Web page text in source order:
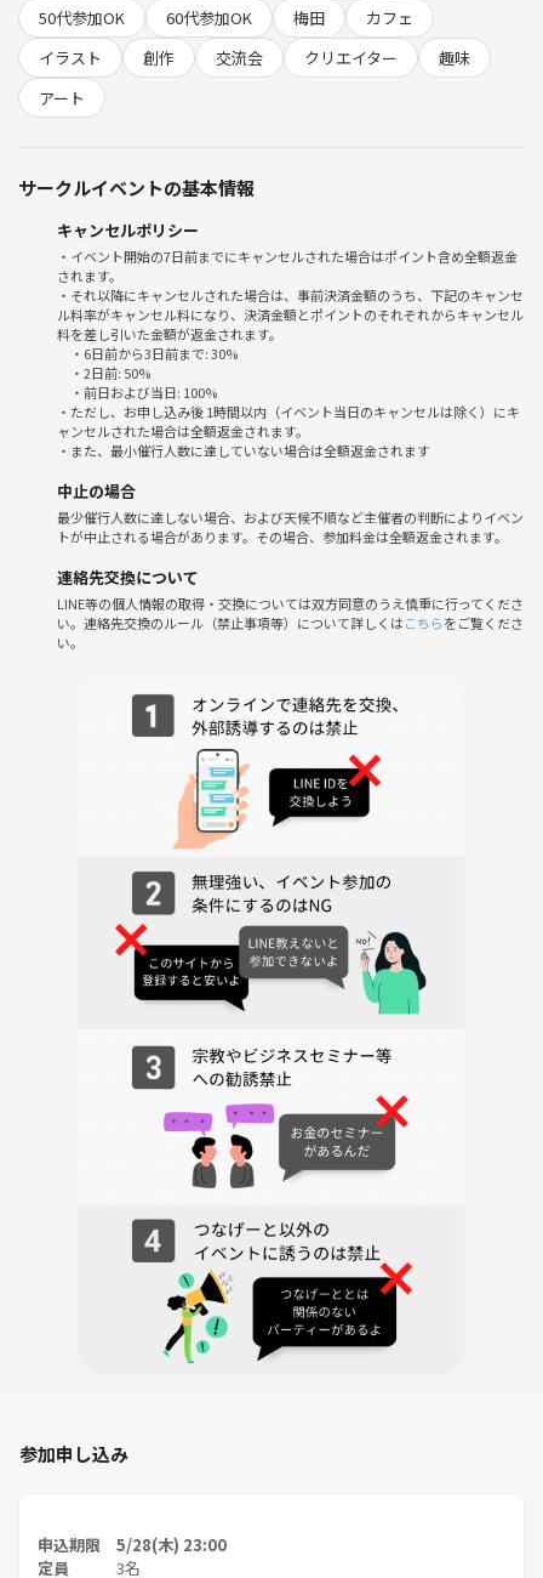
この機会にぜひ創作交流を楽しみましょう🎨
【注意事項】
◎トラブル防止のため、イベントの経緯や詳細につきまして外部に漏ら
さないようご協力お願い申し上げます。
◎参加者の個人情報(年齢、職業、本名、連絡先など)は、自ら話す分に
は問題ありませんが、聞き出さないようにお願いします。
◎作業に集中されている方には無理に話しかけないようお願いします。
◎ クリエイター様による「お仕事の実績・経歴アピール」「お仕事の紹
介依頼」などは、会の趣旨である"気軽な趣味の交流"と異なるためご遠
慮ください。お互いの作品や人柄を尊重し合える優しい空間になるよう
ご協力お願いいたします🙏
クリエイター職の情報交換などを積極的に行う趣旨のイベントではあり
ません🙇‍♀️あくまで趣味の情報交換や交流会とさせてください。
50代参加OK
60代参加OK 梅田
カフェ
イラスト
創作 交流会 クリエイター
趣味
アート
サークルイベントの基本情報
キャンセルポリシー
・イベント開始の7日前までにキャンセルされた場合はポイント含め全額返金
されます。
・それ以降にキャンセルされた場合は、事前決済金額のうち、下記のキャンセ
ル料率がキャンセル料になり、決済金額とポイントのそれぞれからキャンセル
料を差し引いた金額が返金されます。
・6日前から3日前まで: 30%
・2日前: 50%
・前日および当日: 100%
・ただし、お申し込み後 1時間以内（イベント当日のキャンセルは除く）にキ
ャンセルされた場合は全額返金されます。
・また、最小催行人数に達していない場合は全額返金されます
中止の場合
最少催行人数に達しない場合、および天候不順など主催者の判断によりイベン
トが中止される場合があります。その場合、参加料金は全額返金されます。
連絡先交換について
LINE等の個人情報の取得・交換については双方同意のうえ慎重に行ってくださ
い。連絡先交換のルール（禁止事項等）について詳しくはこちらをご覧くださ
い。
参加申し込み
申込期限 5/28(木) 23:00
定員 3名